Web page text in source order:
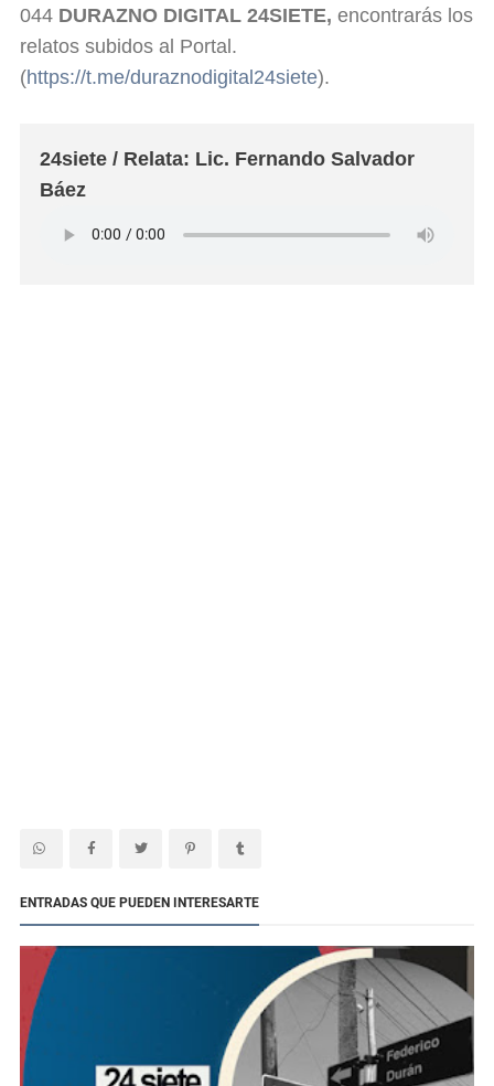
044 DURAZNO DIGITAL 24SIETE, encontrarás los
relatos subidos al Portal.
(https://t.me/duraznodigital24siete).
24siete / Relata: Lic. Fernando Salvador
Báez
ENTRADAS QUE PUEDEN INTERESARTE